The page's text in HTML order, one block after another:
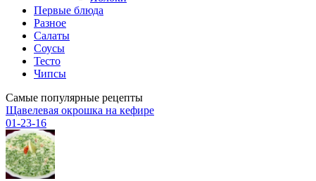
Первые блюда
Разное
Салаты
Соусы
Тесто
Чипсы
Самые популярные рецепты
Щавелевая окрошка на кефире
01-23-16